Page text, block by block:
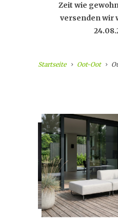
Zeit wie
versenden wir
Startseite Oot-Oot